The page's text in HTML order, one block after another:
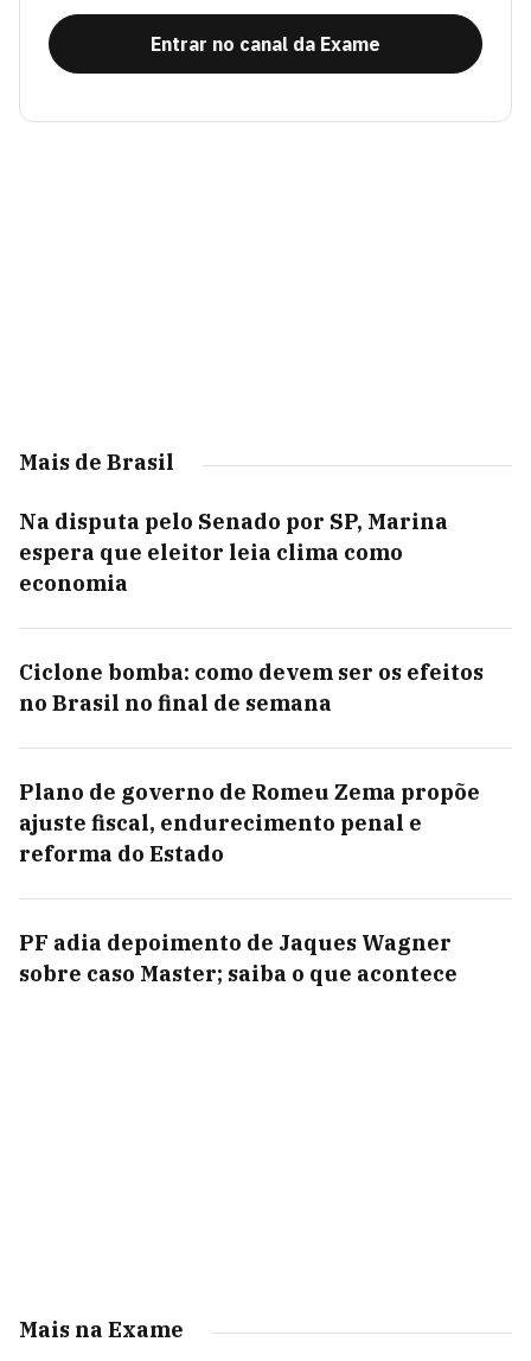
Entrar no canal da Exame
Mais de Brasil
Na disputa pelo Senado por SP, Marina
espera que eleitor leia clima como
economia
Ciclone bomba: como devem ser os efeitos
no Brasil no final de semana
Plano de governo de Romeu Zema propõe
ajuste fiscal, endurecimento penal e
reforma do Estado
PF adia depoimento de Jaques Wagner
sobre caso Master; saiba o que acontece
Mais na Exame